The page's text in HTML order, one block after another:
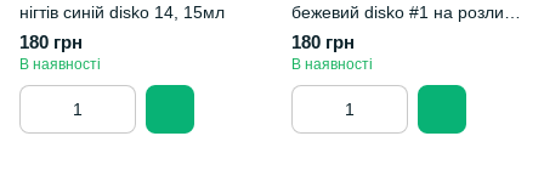
нігтів синій disko 14, 15мл
180 грн
В наявності
бежевий disko #1 на розлив
15мл
180 грн
В наявності